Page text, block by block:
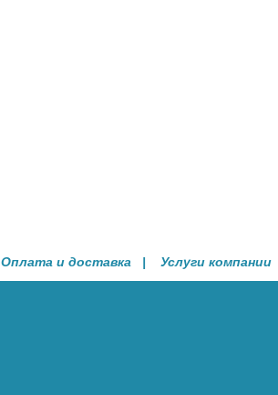
Оплата и доставка | Услуги компании